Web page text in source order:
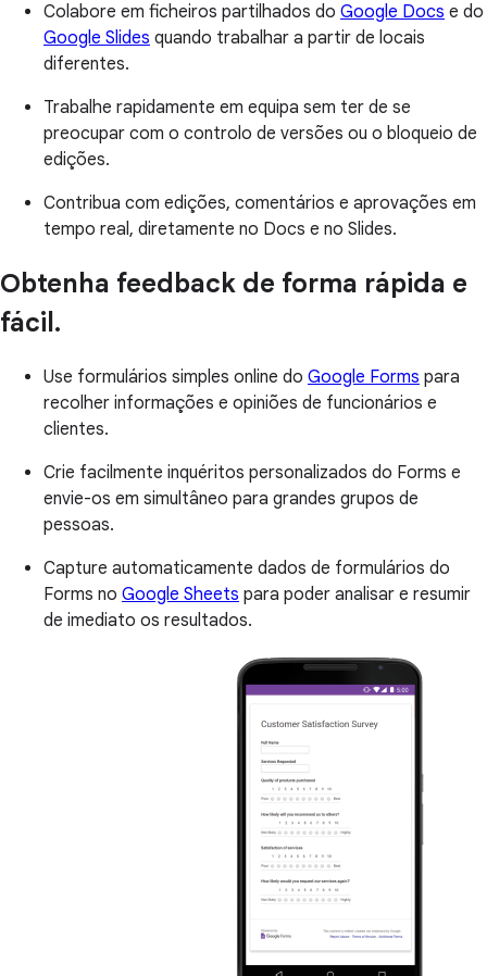
Colabore em ficheiros partilhados do Google Docs e do
Google Slides quando trabalhar a partir de locais
diferentes.
Trabalhe rapidamente em equipa sem ter de se
preocupar com o controlo de versões ou o bloqueio de
edições.
Contribua com edições, comentários e aprovações em
tempo real, diretamente no Docs e no Slides.
Obtenha feedback de forma rápida e
fácil.
Use formulários simples online do Google Forms para
recolher informações e opiniões de funcionários e
clientes.
Crie facilmente inquéritos personalizados do Forms e
envie-os em simultâneo para grandes grupos de
pessoas.
Capture automaticamente dados de formulários do
Forms no Google Sheets para poder analisar e resumir
de imediato os resultados.